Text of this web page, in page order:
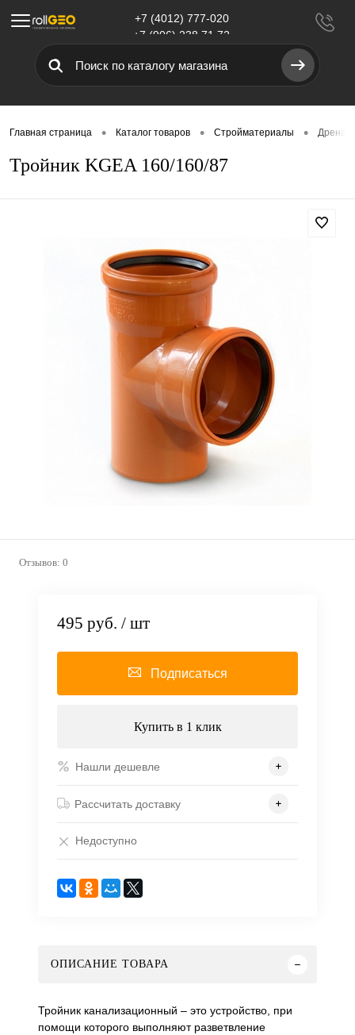
Меню
+7 (4012) 777-020
+7 (906) 238 71 72
Главная страница • Каталог товаров • Стройматериалы •
Тройник KGEA 160/160/87
Отзывов: 0
495 руб. / шт
Подписаться
Купить в 1 клик
Нашли дешевле
Рассчитать доставку
Недоступно
ОПИСАНИЕ ТОВАРА
Тройник канализационный – это устройство, при
помощи которого выполняют разветвление